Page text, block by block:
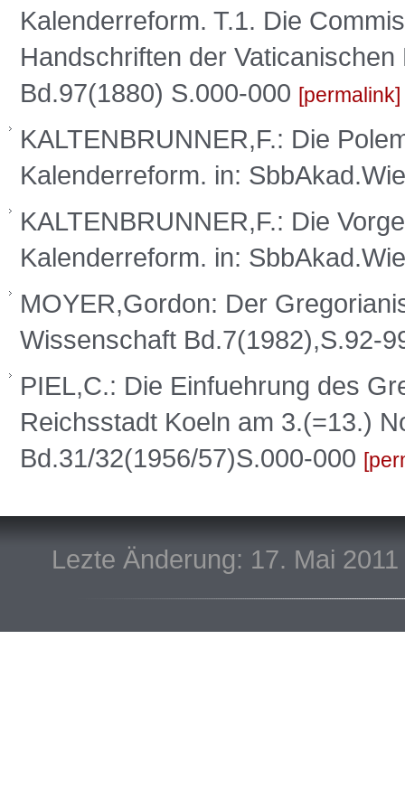
Kalenderreform. T.1. Die
Handschriften der
Bd.97(1880) S.000-000 permalink
KALTENBRUNNER,F.: Die
Kalenderreform. in:
KALTENBRUNNER,F.: Die
Kalenderreform. in:
MOYER,Gordon: Der
Wissenschaft Bd.7(1982),S.92-
PIEL,C.: Die Einfuehrung des
Reichsstadt Koeln am 3.(=13.)
Bd.31/32(1956/57)S.000-000
Lezte Änderung: 17. Mai